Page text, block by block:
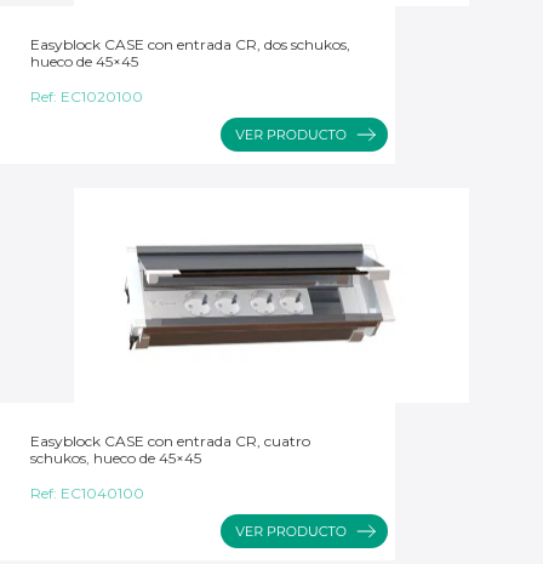
Easyblock CASE con entrada CR, dos schukos,
hueco de 45×45
Ref: EC1020100
Easyblock CASE con entrada CR, cuatro
schukos, hueco de 45×45
Ref: EC1040100